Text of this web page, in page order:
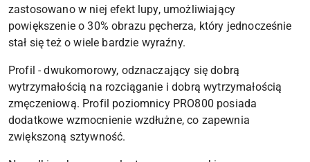
zastosowano w niej efekt lupy, umożliwiający
powiększenie o 30% obrazu pęcherza, który jednocześnie
stał się też o wiele bardzie wyraźny.
Profil - dwukomorowy, odznaczający się dobrą
wytrzymałością na rozciąganie i dobrą wytrzymałością
zmęczeniową. Profil poziomnicy PRO800 posiada
dodatkowe wzmocnienie wzdłużne, co zapewnia
zwiększoną sztywność.